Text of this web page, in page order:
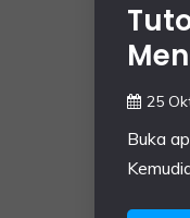
25
Buka